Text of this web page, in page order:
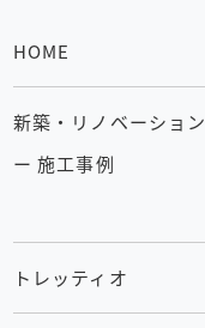
HOME
新築・リノベーション
ー 施工事例
トレッティオ